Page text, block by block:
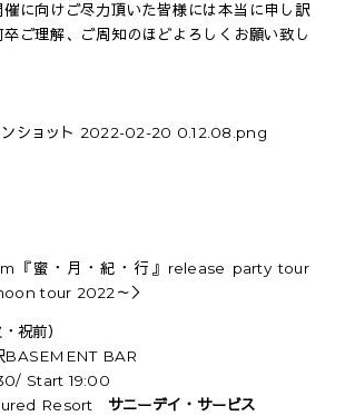
催に向けご尽力頂いた皆様には本当に申し訳
ご理解、ご周知のほどよろしくお願い致し
『蜜・月・紀・行』release party tour
tour 2022～＞
祝前）
BASEMENT BAR
Start 19:00
Resort サニーデイ・サービス